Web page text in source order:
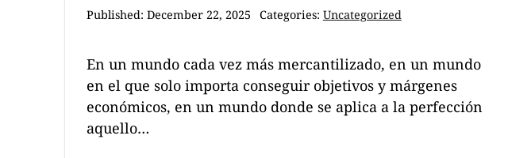
Published: December 22, 2025 Categories: Uncategorized
En un mundo cada vez más mercantilizado, en un mundo
en el que solo importa conseguir objetivos y márgenes
económicos, en un mundo donde se aplica a la perfección
aquello…